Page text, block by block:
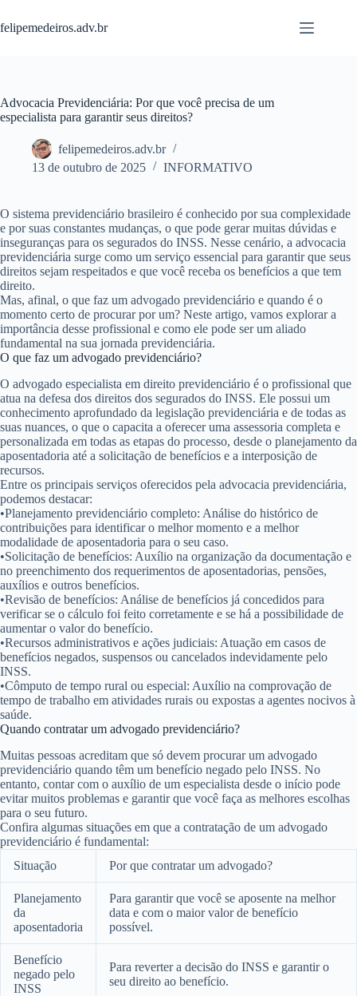
para
o
felipemedeiros.adv.br
Advocacia Previdenciária: Por que você precisa de um
especialista para garantir seus direitos?
felipemedeiros.adv.br
13 de outubro de 2025
INFORMATIVO
O sistema previdenciário brasileiro é conhecido por sua complexidade
e por suas constantes mudanças, o que pode gerar muitas dúvidas e
inseguranças para os segurados do INSS. Nesse cenário, a advocacia
previdenciária surge como um serviço essencial para garantir que seus
direitos sejam respeitados e que você receba os benefícios a que tem
direito.
Mas, afinal, o que faz um advogado previdenciário e quando é o
momento certo de procurar por um? Neste artigo, vamos explorar a
importância desse profissional e como ele pode ser um aliado
fundamental na sua jornada previdenciária.
O que faz um advogado previdenciário?
O advogado especialista em direito previdenciário é o profissional que
atua na defesa dos direitos dos segurados do INSS. Ele possui um
conhecimento aprofundado da legislação previdenciária e de todas as
suas nuances, o que o capacita a oferecer uma assessoria completa e
personalizada em todas as etapas do processo, desde o planejamento da
aposentadoria até a solicitação de benefícios e a interposição de
recursos.
Entre os principais serviços oferecidos pela advocacia previdenciária,
podemos destacar:
•Planejamento previdenciário completo: Análise do histórico de
contribuições para identificar o melhor momento e a melhor
modalidade de aposentadoria para o seu caso.
•Solicitação de benefícios: Auxílio na organização da documentação e
no preenchimento dos requerimentos de aposentadorias, pensões,
auxílios e outros benefícios.
•Revisão de benefícios: Análise de benefícios já concedidos para
verificar se o cálculo foi feito corretamente e se há a possibilidade de
aumentar o valor do benefício.
•Recursos administrativos e ações judiciais: Atuação em casos de
benefícios negados, suspensos ou cancelados indevidamente pelo
INSS.
•Cômputo de tempo rural ou especial: Auxílio na comprovação de
tempo de trabalho em atividades rurais ou expostas a agentes nocivos à
saúde.
Quando contratar um advogado previdenciário?
Muitas pessoas acreditam que só devem procurar um advogado
previdenciário quando têm um benefício negado pelo INSS. No
entanto, contar com o auxílio de um especialista desde o início pode
evitar muitos problemas e garantir que você faça as melhores escolhas
para o seu futuro.
Confira algumas situações em que a contratação de um advogado
previdenciário é fundamental:
Situação
Por que contratar um advogado?
Planejamento
da
aposentadoria
Para garantir que você se aposente na melhor
data e com o maior valor de benefício
possível.
Benefício
negado pelo
INSS
Para reverter a decisão do INSS e garantir o
seu direito ao benefício.